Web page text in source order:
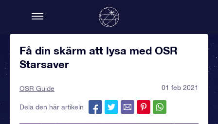
Få din skärm att lysa med OSR
Starsaver
OSR Guide 01 feb 2021
Dela den här artikeln